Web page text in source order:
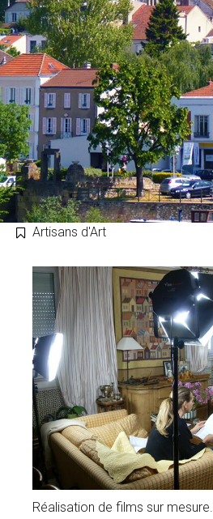
Artisans d'Art
Réalisation de films sur mesure.